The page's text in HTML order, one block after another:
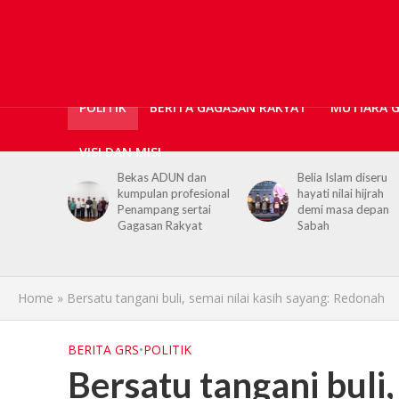
POLITIK BERITA GAGASAN RAKYAT MUTIARA
VISI DAN MISI
profesional
sertai
Belia Islam diseru
hayati nilai hijrah
demi masa depan
Sabah
Chief
youths
hijrah
Home » Bersatu tangani buli, semai nilai kasih sayang: Redonah
BERITA GRS•POLITIK
Bersatu tangani